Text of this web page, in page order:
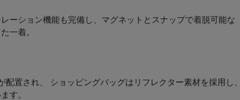
ーション機能も完備し、マグネットとスナップで着脱可能な
一着。
置され、 ショッピングバッグはリフレクター素材を採用し、
す。